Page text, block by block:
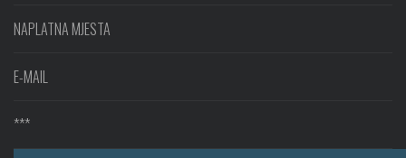
NAPLATNA MJESTA
E-MAIL
***